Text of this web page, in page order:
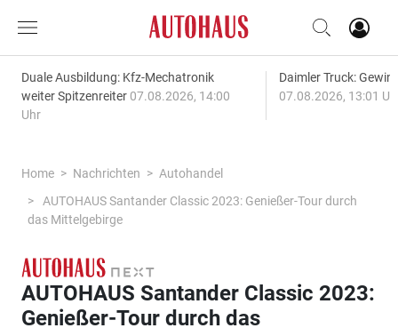
Duale Ausbildung: Kfz-Mechatronik
weiter Spitzenreiter 07.08.2026, 14:00
Uhr
Daimler Truck:
07.08.2026, 13:01
Home Nachrichten
Autohandel
AUTOHAUS Santander Classic 2023: Genießer-Tour durch
das Mittelgebirge
AUTOHAUS Santander Classic 2023:
Genießer-Tour durch das